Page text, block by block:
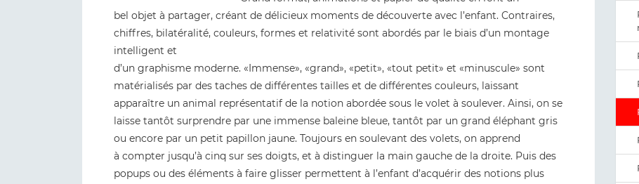
bel objet à partager, créant de délicieux moments de découverte avec l’enfant. Contraires,
chiffres, bilatéralité, couleurs, formes et relativité sont abordés par le biais d’un montage
intelligent et
d’un graphisme moderne. «Immense», «grand», «petit», «tout petit» et «minuscule» sont
matérialisés par des taches de différentes tailles et de différentes couleurs, laissant
apparaître un animal représentatif de la notion abordée sous le volet à soulever. Ainsi, on se
laisse tantôt surprendre par une immense baleine bleue, tantôt par un grand éléphant gris
ou encore par un petit papillon jaune. Toujours en soulevant des volets, on apprend
à compter jusqu’à cinq sur ses doigts, et à distinguer la main gauche de la droite. Puis des
popups ou des éléments à faire glisser permettent à l’enfant d’acquérir des notions plus